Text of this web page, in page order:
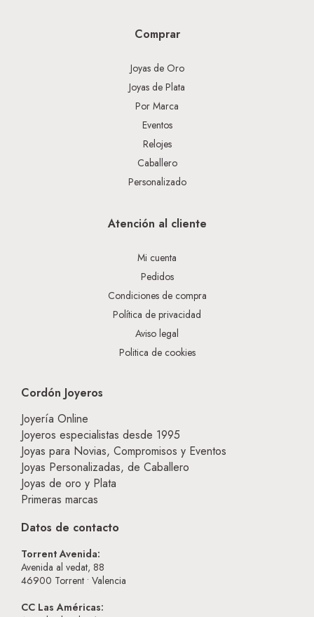
Comprar
Joyas de Oro
Joyas de Plata
Por Marca
Eventos
Relojes
Caballero
Personalizado
Atención al cliente
Mi cuenta
Pedidos
Condiciones de compra
Política de privacidad
Aviso legal
Politica de cookies
Cordón Joyeros
Joyería Online
Joyeros especialistas desde 1995
Joyas para Novias, Compromisos y Eventos
Joyas Personalizadas, de Caballero
Joyas de oro y Plata
Primeras marcas
Datos de contacto
Torrent Avenida:
Avenida al vedat, 88
46900 Torrent • Valencia
CC Las Américas: